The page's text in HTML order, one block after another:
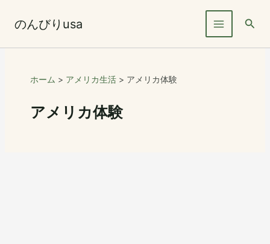
ス
のんびりusa
検
ホーム アメリカ生活 アメリカ体験
アメリカ体験